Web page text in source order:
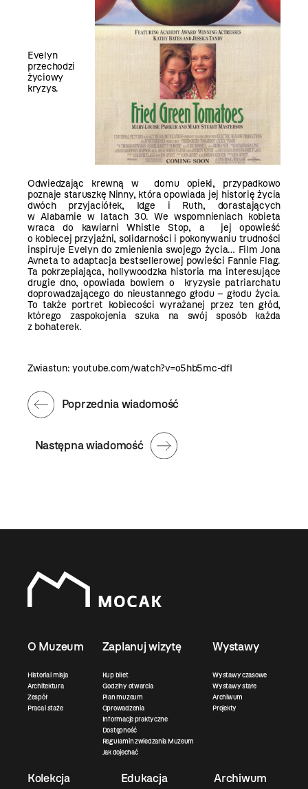
Evelyn
przechodzi
życiowy
kryzys.
Odwiedzając krewną w domu opieki, przypadkowo
poznaje staruszkę Ninny, która opowiada jej historię życia
dwóch przyjaciółek, Idge i Ruth, dorastających
w Alabamie w latach 30. We wspomnieniach kobieta
wraca do kawiarni Whistle Stop, a jej opowieść
o kobiecej przyjaźni, solidarności i pokonywaniu trudności
inspiruje Evelyn do zmienienia swojego życia… Film Jona
Avneta to adaptacja bestsellerowej powieści Fannie Flag.
Ta pokrzepiająca, hollywoodzka historia ma interesujące
drugie dno, opowiada bowiem o kryzysie patriarchatu
doprowadzającego do nieustannego głodu – głodu życia.
To także portret kobiecości wyrażanej przez ten głód,
którego zaspokojenia szuka na swój sposób każda
z bohaterek.
Zwiastun:youtube.com/watch?v=o5hb5mc-dfI
Następna wiadomość
Poprzednia wiadomość
O Muzeum
Historia i misja
Architektura
Zespół
Praca i staże
Zaplanuj wizytę
Kup bilet
Godziny otwarcia
Plan muzeum
Oprowadzenia
Informacje praktyczne
Dostępność
Regulamin zwiedzania Muzeum
Jak dojechać
Wystawy
Wystawy czasowe
Wystawy stałe
Archiwum
Projekty
Kolekcja Edukacja Archiwum